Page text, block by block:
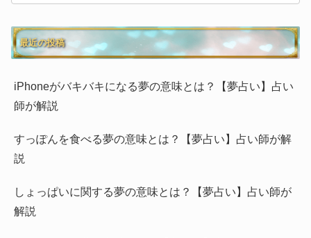
最近の投稿
iPhoneがバキバキになる夢の意味とは？【夢占い】占い
師が解説
すっぽんを食べる夢の意味とは？【夢占い】占い師が解
説
しょっぱいに関する夢の意味とは？【夢占い】占い師が
解説